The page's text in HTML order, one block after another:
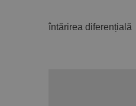
întărirea diferențială